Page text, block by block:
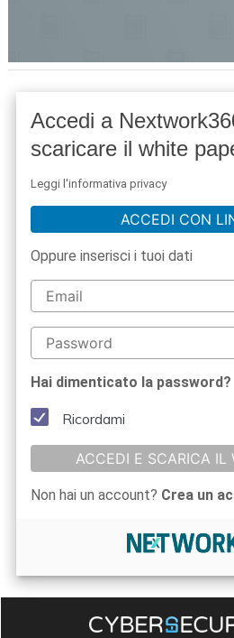
Accedi a
scaricare il white
Leggi l'informativa privacy
ACCEDI CON
Oppure inserisci i tuoi dati
Hai dimenticato la password?
Ricordami
ACCEDI E SCARICA IL
Non hai un account? Crea un